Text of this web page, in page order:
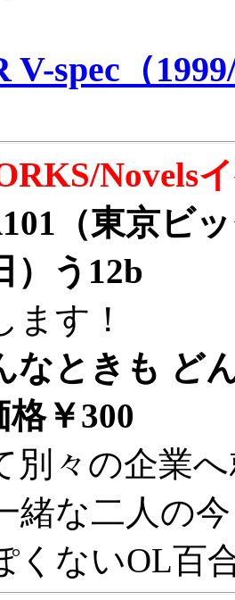
V-spec（
Novels
（東京ビ
）う12b
ます！
なときも ど
格￥300
別々の企業
緒な二人の
くないOL百